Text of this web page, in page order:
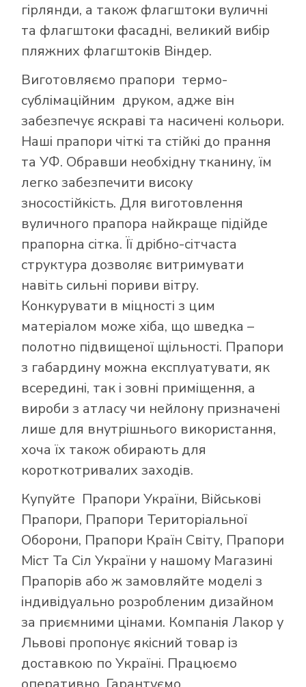
гірлянди, а також флагштоки вуличні
та флагштоки фасадні, великий вибір
пляжних флагштоків Віндер.
Виготовляємо прапори термо-
сублімаційним друком, адже він
забезпечує яскраві та насичені кольори.
Наші прапори чіткі та стійкі до прання
та УФ. Обравши необхідну тканину, їм
легко забезпечити високу
зносостійкість. Для виготовлення
вуличного прапора найкраще підійде
прапорна сітка. Її дрібно-сітчаста
структура дозволяє витримувати
навіть сильні пориви вітру.
Конкурувати в міцності з цим
матеріалом може хіба, що шведка –
полотно підвищеної щільності. Прапори
з габардину можна експлуатувати, як
всередині, так і зовні приміщення, а
вироби з атласу чи нейлону призначені
лише для внутрішнього використання,
хоча їх також обирають для
короткотривалих заходів.
Купуйте Прапори України, Військові
Прапори, Прапори Територіальної
Оборони, Прапори Країн Світу, Прапори
Міст Та Сіл України у нашому Магазині
Прапорів або ж замовляйте моделі з
індивідуально розробленим дизайном
за приємними цінами. Компанія Лакор у
Львові пропонує якісний товар із
доставкою по Україні. Працюємо